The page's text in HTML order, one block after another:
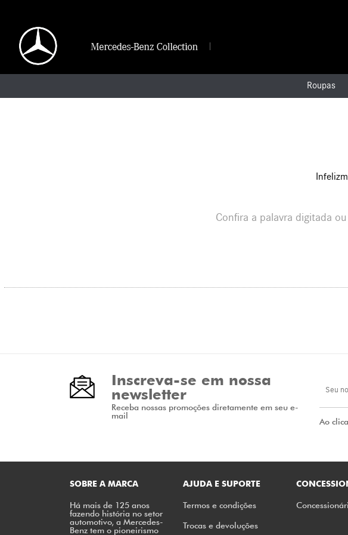
Roupas
Confira a palavra digitada
Inscreva-se em nossa
newsletter
Receba nossas promoções diretamente em seu e-
mail
Ao
SOBRE A MARCA
Há mais de 125 anos
fazendo história no setor
automotivo, a Mercedes-
Benz tem o pioneirismo
AJUDA E SUPORTE
Termos e condições
Trocas e devoluções